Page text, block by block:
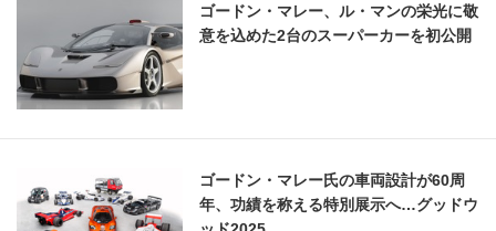
ゴードン・マレー、ル・マンの栄光に敬
意を込めた2台のスーパーカーを初公開
ゴードン・マレー氏の車両設計が60周
年、功績を称える特別展示へ…グッドウ